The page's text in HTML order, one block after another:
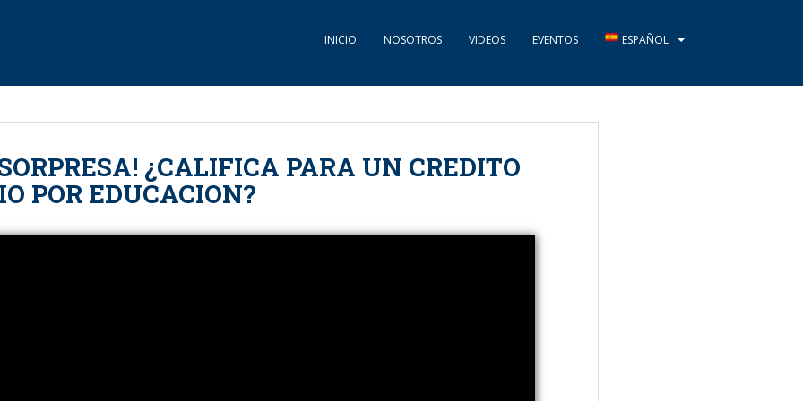
INICIO NOSOTROS VIDEOS EVENTOS ESPAÑOL
¿CALIFICA PARA UN CREDITO
POR EDUCACION?